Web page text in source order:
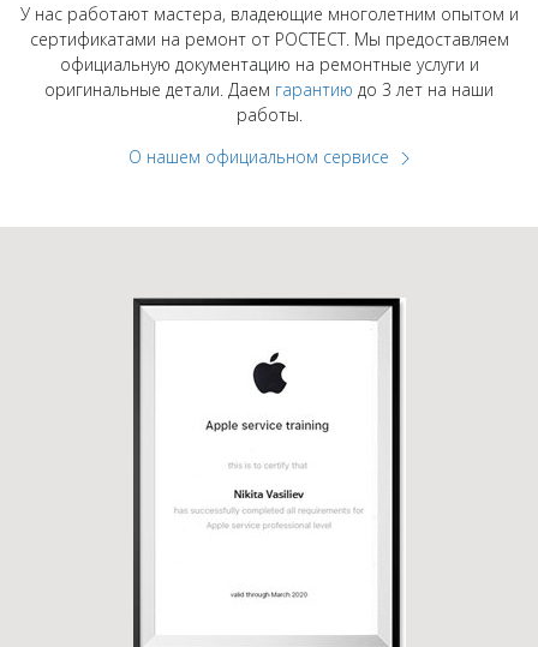
У нас работают мастера, владеющие многолетним опытом и
сертификатами на ремонт от РОСТЕСТ. Мы предоставляем
официальную документацию на ремонтные услуги и
оригинальные детали. Даем гарантию до 3 лет на наши
работы.
О нашем официальном сервисе